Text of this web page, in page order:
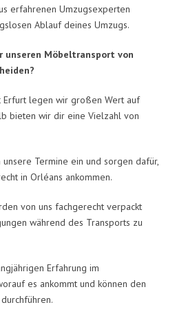
erfahrenen Umzugsexperten
Ablauf deines Umzugs.
Möbeltransport von
Erfurt legen wir großen Wert auf
bieten wir dir eine Vielzahl von
Termine ein und sorgen dafür,
in Orléans ankommen.
von uns fachgerecht verpackt
während des Transports zu
Erfahrung im
es ankommt und können den